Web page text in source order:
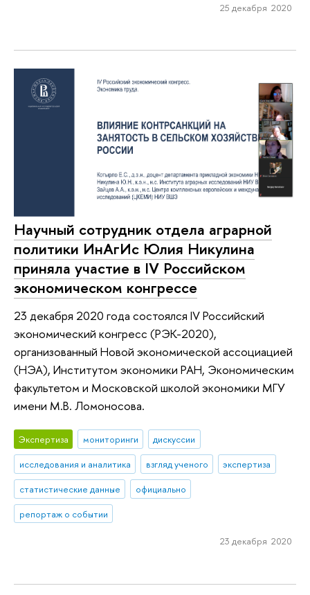
25 декабря 2020
Научный сотрудник отдела аграрной
политики ИнАгИс Юлия Никулина
приняла участие в IV Российском
экономическом конгрессе
23 декабря 2020 года состоялся IV Российский
экономический конгресс (РЭК-2020),
организованный Новой экономической ассоциацией
(НЭА), Институтом экономики РАН, Экономическим
факультетом и Московской школой экономики МГУ
имени М.В. Ломоносова.
Экспертиза мониторинги
дискуссии
исследования и аналитика
взгляд ученого
экспертиза
статистические данные
официально
репортаж о событии
23 декабря 2020